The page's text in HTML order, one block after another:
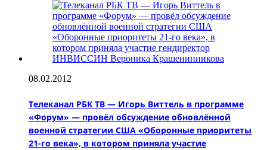
08.02.2012
Телеканал РБК ТВ — Игорь Виттель в программе
«Форум» — провёл обсуждение обновлённой
военной стратегии США «Оборонные приоритеты
21-го века», в котором приняла участие